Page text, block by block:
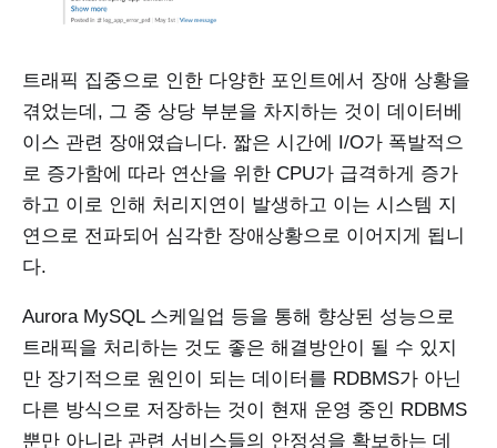
트래픽 집중으로 인한 다양한 포인트에서 장애 상황을
겪었는데, 그 중 상당 부분을 차지하는 것이 데이터베
이스 관련 장애였습니다. 짧은 시간에 I/O가 폭발적으
로 증가함에 따라 연산을 위한 CPU가 급격하게 증가
하고 이로 인해 처리지연이 발생하고 이는 시스템 지
연으로 전파되어 심각한 장애상황으로 이어지게 됩니
다.
Aurora MySQL 스케일업 등을 통해 향상된 성능으로
트래픽을 처리하는 것도 좋은 해결방안이 될 수 있지
만 장기적으로 원인이 되는 데이터를 RDBMS가 아닌
다른 방식으로 저장하는 것이 현재 운영 중인 RDBMS
뿐만 아니라 관련 서비스들의 안정성을 확보하는 데